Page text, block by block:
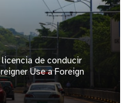
licencia de conducir
Use a Foreign